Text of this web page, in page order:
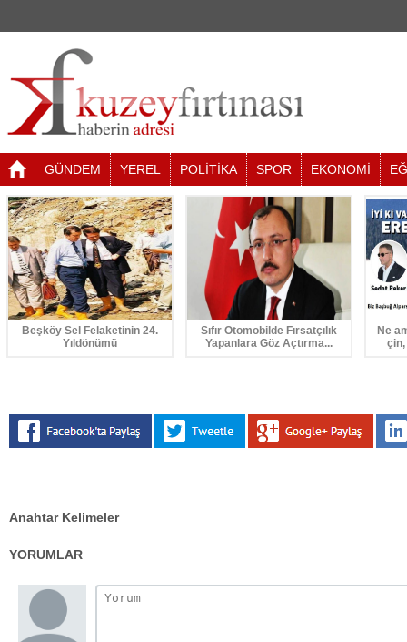
GÜNDEM YEREL POLİTİKA SPOR EKONOMİ
Beşköy Sel Felaketinin 24.
Yıldönümü
Sıfır Otomobilde Fırsatçılık
Yapanlara Göz Açtırma...
Ne
Anahtar Kelimeler
YORUMLAR